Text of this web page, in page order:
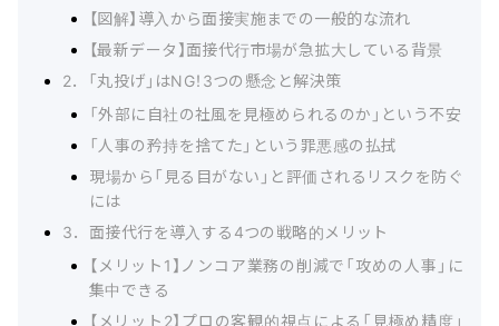
【図解】導入から面接実施までの一般的な流れ
【最新データ】面接代行市場が急拡大している背景
2．「丸投げ」はNG！3つの懸念と解決策
「外部に自社の社風を見極められるのか」という不安
「人事の矜持を捨てた」という罪悪感の払拭
現場から「見る目がない」と評価されるリスクを防ぐ
には
3．面接代行を導入する4つの戦略的メリット
【メリット1】ノンコア業務の削減で「攻めの人事」に
集中できる
【メリット2】プロの客観的視点による「見極め精度」